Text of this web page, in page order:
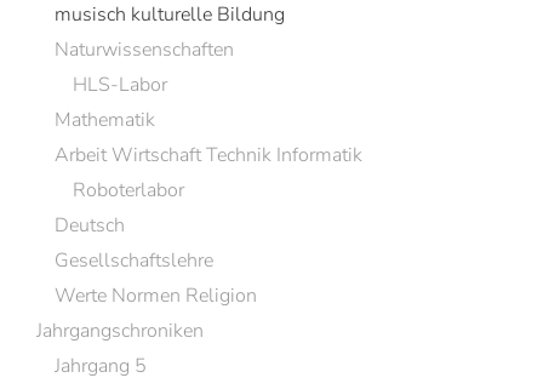
musisch kulturelle Bildung
Naturwissenschaften
HLS-Labor
Mathematik
Arbeit Wirtschaft Technik Informatik
Roboterlabor
Deutsch
Gesellschaftslehre
Werte Normen Religion
Jahrgangschroniken
Jahrgang 5